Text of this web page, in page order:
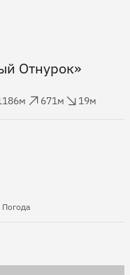
Отнурок»
высоты
671м
Сброс высоты
19м
Погода